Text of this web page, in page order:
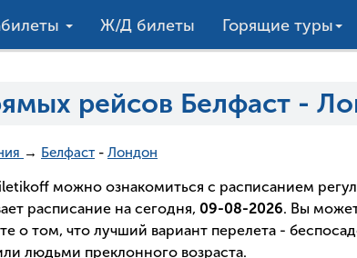
Ж/Д билеты Горящие туры
рейсов Белфаст -
→ Белфаст - Лондон
можно ознакомиться с расписанием
расписание на сегодня, 09-08-2026. Вы
о том, что лучший вариант перелета -
людьми преклонного возраста.